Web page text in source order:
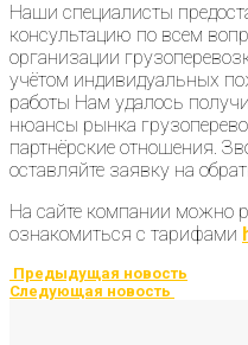
Наши специалисты
консультацию по всем
организации
учётом индивидуальных
работы Нам удалось
нюансы рынка
партнёрские отношения.
оставляйте заявку на
На сайте компании можно
ознакомиться с тарифами
Предыдущая новость
Следующая новость